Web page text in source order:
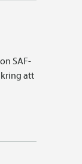
SAF-
att